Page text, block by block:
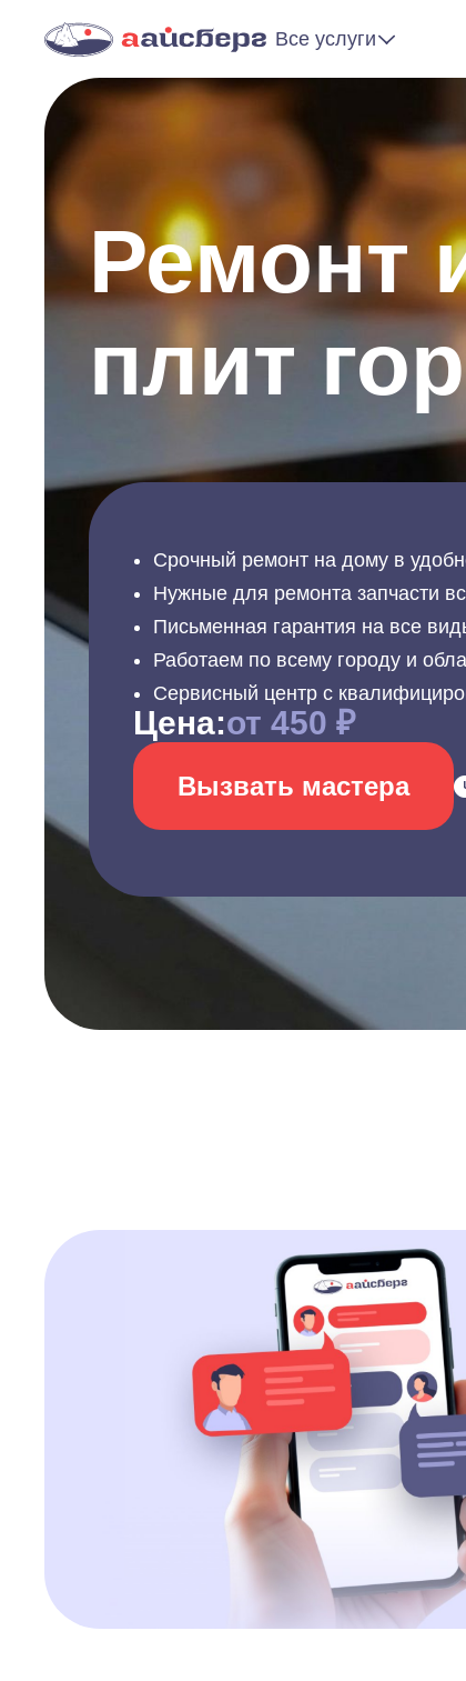
Все услуги
Ремонт
плит
Срочный ремонт на дому в
Нужные для ремонта запчасти
Письменная гарантия на все
Работаем по всему городу и
Сервисный центр с
Цена:от 450 ₽
Вызвать мастера